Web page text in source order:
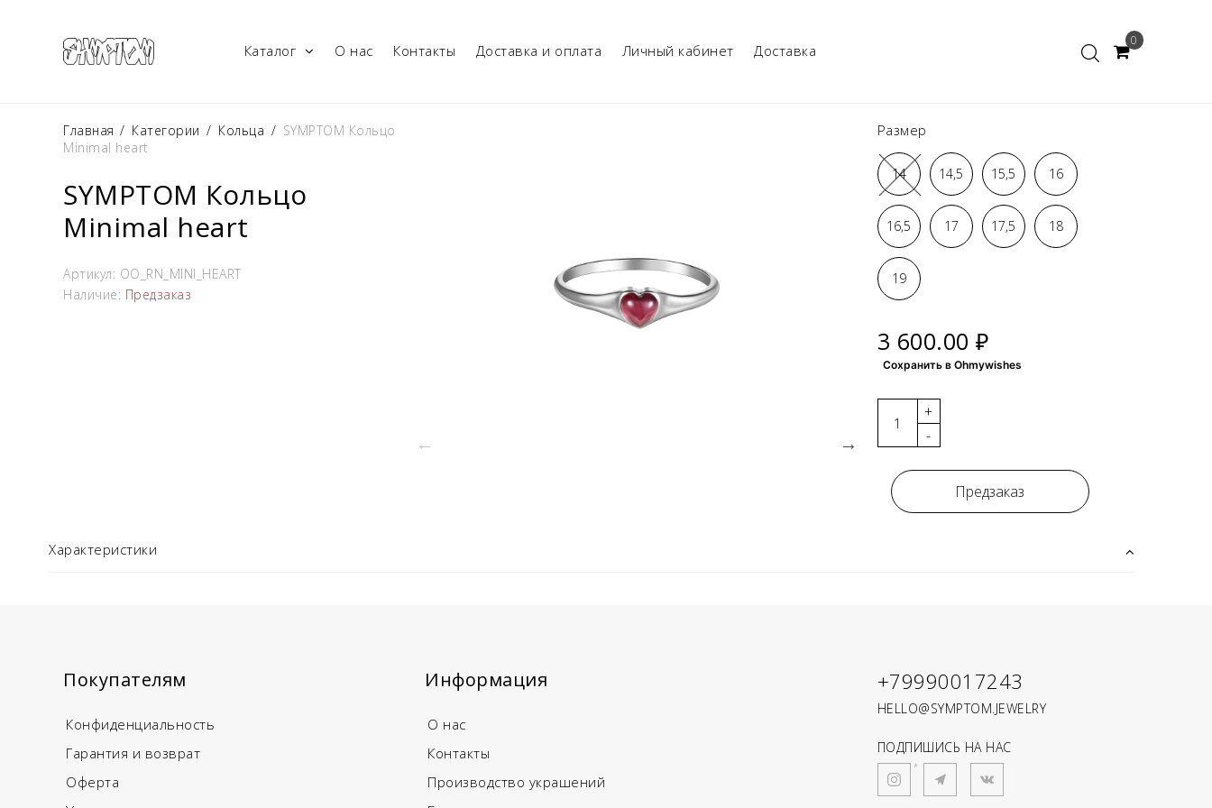
Каталог О нас Контакты Доставка и оплата Личный кабинет Доставка
0
Главная / Категории / Кольца / SYMPTOM Кольцо
Minimal heart
SYMPTOM Кольцо
Minimal heart
Артикул: OO_RN_MINI_HEART
Наличие: Предзаказ
Размер
14 14,5 15,5 16
16,5 17 17,5 18
19
3 600.00 ₽
Сохранить в Ohmywishes
-
+
Предзаказ
Характеристики
Покупателям
Конфиденциальность
Гарантия и возврат
Оферта
Информация
О нас
Контакты
Производство украшений
+79990017243
HELLO@SYMPTOM.JEWELRY
ПОДПИШИСЬ НА НАС
*